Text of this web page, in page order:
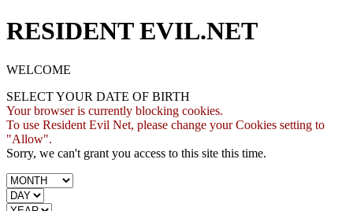
RESIDENT EVIL.NET
WELCOME
SELECT YOUR DATE OF BIRTH
Your browser is currently blocking cookies.
To use Resident Evil Net, please change your Cookies setting to
"Allow".
Sorry, we can't grant you access to this site this time.